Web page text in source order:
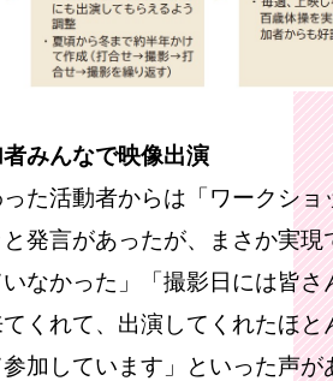
みんなで映像出演
た活動者からは「ワークショ
発言があったが、まさか実現
なかった」「撮影日には皆さ
くれて、出演してくれたほと
加しています」といった声が